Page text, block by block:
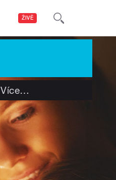
ŽIVĚ
Více…